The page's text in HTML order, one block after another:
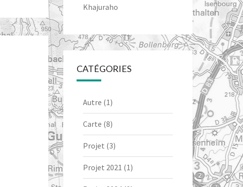
Khajuraho
CATÉGORIES
Autre (1)
Carte (8)
Projet (3)
Projet 2021 (1)